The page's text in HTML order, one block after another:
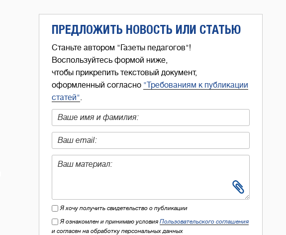
ПРЕДЛОЖИТЬ НОВОСТЬ ИЛИ СТАТЬЮ
Станьте автором "Газеты педагогов"!
Воспользуйтесь формой ниже,
чтобы прикрепить текстовый документ,
оформленный согласно "Требованиям к публикации
статей".
Я хочу получить свидетельство о публикации
Я ознакомлен и принимаю условия Пользовательского соглашения
и согласен на обработку персональных данных